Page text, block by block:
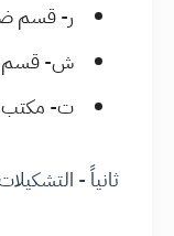
ر- قسم
ش- قسم
ت- مكتب
ثانياً - التشكيلات